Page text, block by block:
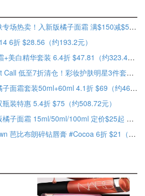
Bobbi Brown 美网：护肤专场热卖！入新版橘子面霜 满$150减$50+满送4件礼
6折 $28.56（约193.2元）
Kiehl's 科颜氏高保湿面霜+美白精华套装 6.4折 $47.81（约323.42元）
Bobbi Brown 美网：Last Call 低至7折清仓！彩妆护肤明星3件套$24 全场满$90赠
【独家】Bobbi Brown 橘子面霜套装50ml+60ml 4.1折 $69（约468.02元）
装特惠 5.4折 $75（约508.72元）
上新！Bobbi Brown 新版橘子面霜 15ml/50ml/100ml 定价$25起 买即赠化妆包
伪素颜神器！Bobbi Brown 芭比布朗碎钻唇膏 #Cocoa 6折 $21（约142.59元）